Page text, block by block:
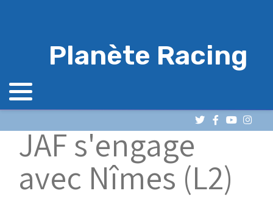
Planète Racing
JAF s'engage
avec Nîmes (L2)